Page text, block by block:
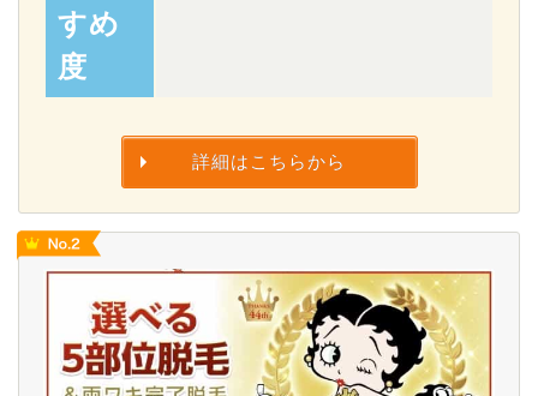
すめ
度
詳細はこちらから